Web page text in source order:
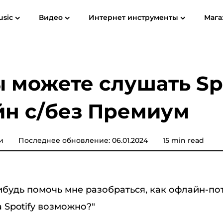
Конвертер музыки YouTube
Звуковой конвертер
Pandora
Видео Интернет инструменты
пользователяЧасто задаваемые вопросы (FAQ)
можете слушать
с/без Премиум
Последнее обновление: 06.01.2024 15 min read
помочь мне разобраться, как офлайн-
Spotify возможно?"